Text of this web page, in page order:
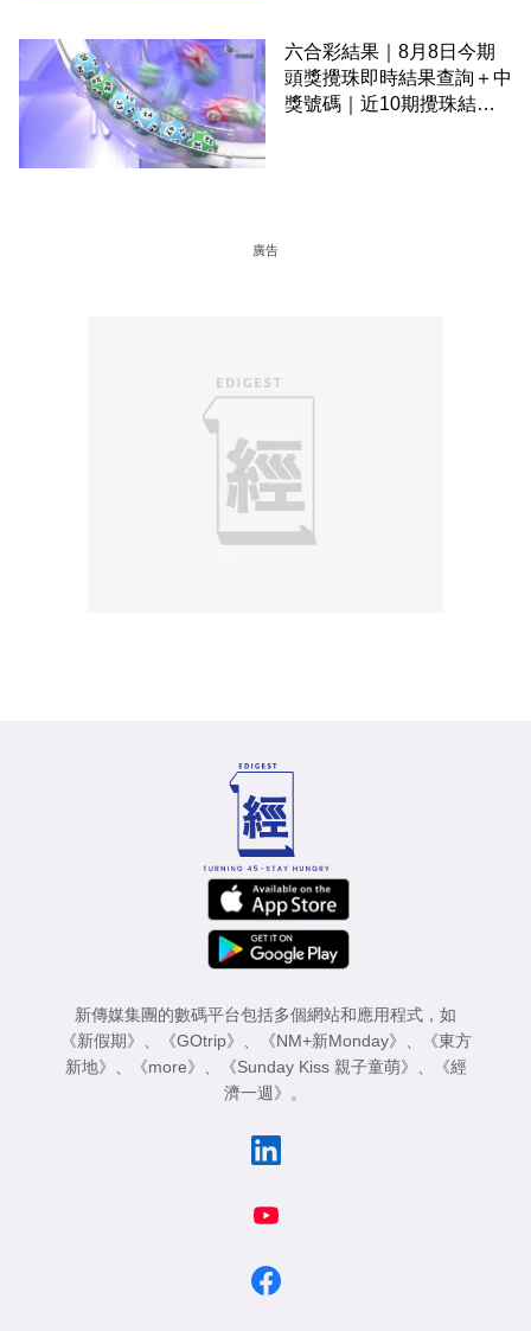
六合彩結果｜8月8日今期
頭獎攪珠即時結果查詢＋中
獎號碼｜近10期攪珠結果
廣告
新傳媒集團的數碼平台包括多個網站和應用程式，如
《新假期》
《GOtrip》 《NM+新Monday》
《東方
新地》
《more》 《Sunday Kiss 親子童萌》
《經
濟一週》
。